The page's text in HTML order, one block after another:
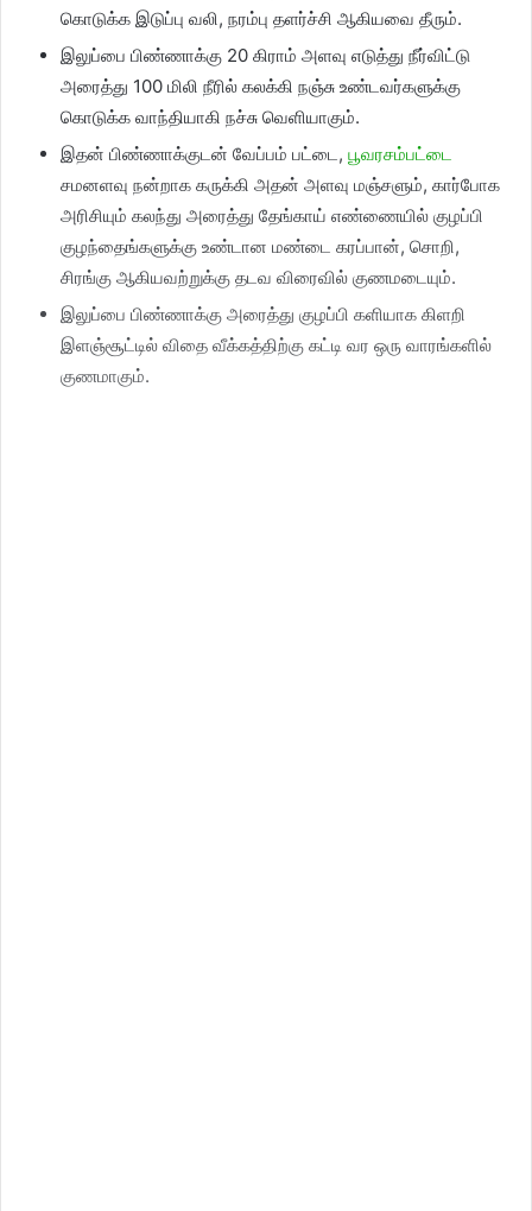
கொடுக்க இடுப்பு வலி, நரம்பு தளர்ச்சி ஆகியவை தீரும்.
இலுப்பை பிண்ணாக்கு 20 கிராம் அளவு எடுத்து நீர்விட்டு
அரைத்து 100 மிலி நீரில் கலக்கி நஞ்சு உண்டவர்களுக்கு
கொடுக்க வாந்தியாகி நச்சு வெளியாகும்.
இதன் பிண்ணாக்குடன் வேப்பம் பட்டை, பூவரசம்பட்டை
சமனளவு நன்றாக கருக்கி அதன் அளவு மஞ்சளும், கார்போக
அரிசியும் கலந்து அரைத்து தேங்காய் எண்ணையில் குழப்பி
குழந்தைங்களுக்கு உண்டான மண்டை கரப்பான், சொறி,
சிரங்கு ஆகியவற்றுக்கு தடவ விரைவில் குணமடையும்.
இலுப்பை பிண்ணாக்கு அரைத்து குழப்பி களியாக கிளறி
இளஞ்சூட்டில் விதை வீக்கத்திற்கு கட்டி வர ஒரு வாரங்களில்
குணமாகும்.